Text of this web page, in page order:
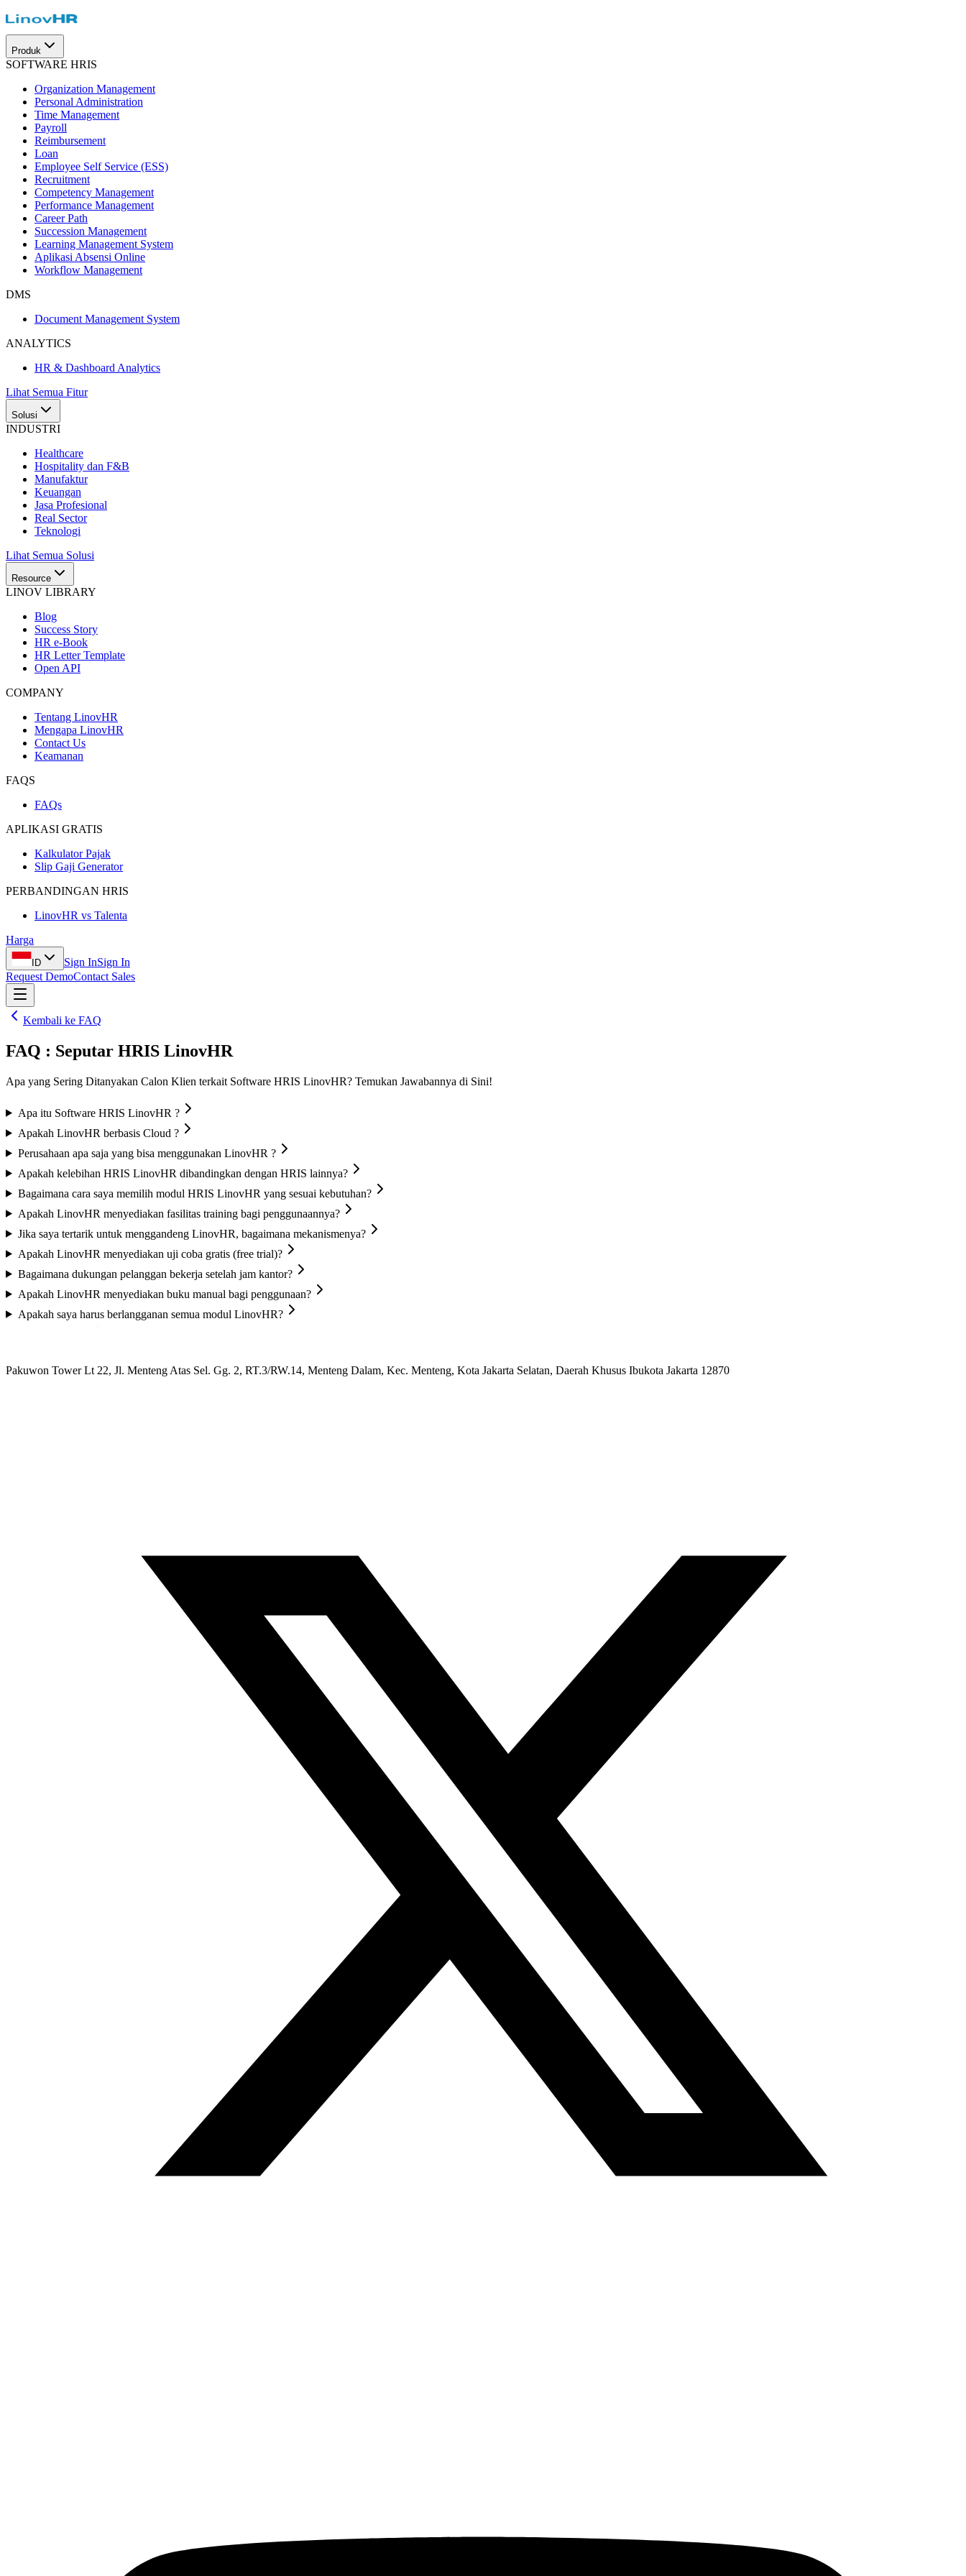
Produk
SOFTWARE HRIS
Organization Management
Personal Administration
Time Management
Payroll
Reimbursement
Loan
Employee Self Service (ESS)
Recruitment
Competency Management
Performance Management
Career Path
Succession Management
Learning Management System
Aplikasi Absensi Online
Workflow Management
DMS
Document Management System
ANALYTICS
HR & Dashboard Analytics
Lihat Semua Fitur
Solusi
INDUSTRI
Healthcare
Hospitality dan F&B
Manufaktur
Keuangan
Jasa Profesional
Real Sector
Teknologi
Lihat Semua Solusi
Resource
LINOV LIBRARY
Blog
Success Story
HR e-Book
HR Letter Template
Open API
COMPANY
Tentang LinovHR
Mengapa LinovHR
Contact Us
Keamanan
FAQS
FAQs
APLIKASI GRATIS
Kalkulator Pajak
Slip Gaji Generator
PERBANDINGAN HRIS
LinovHR vs Talenta
Harga
ID Sign InSign In
Request DemoContact Sales
Kembali ke FAQ
FAQ : Seputar HRIS LinovHR
Apa yang Sering Ditanyakan Calon Klien terkait Software HRIS LinovHR? Temukan Jawabannya di Sini!
Apa itu Software HRIS LinovHR ?
Apakah LinovHR berbasis Cloud ?
Perusahaan apa saja yang bisa menggunakan LinovHR ?
Apakah kelebihan HRIS LinovHR dibandingkan dengan HRIS lainnya?
Bagaimana cara saya memilih modul HRIS LinovHR yang sesuai kebutuhan?
Apakah LinovHR menyediakan fasilitas training bagi penggunaannya?
Jika saya tertarik untuk menggandeng LinovHR, bagaimana mekanismenya?
Apakah LinovHR menyediakan uji coba gratis (free trial)?
Bagaimana dukungan pelanggan bekerja setelah jam kantor?
Apakah LinovHR menyediakan buku manual bagi penggunaan?
Apakah saya harus berlangganan semua modul LinovHR?
Pakuwon Tower Lt 22, Jl. Menteng Atas Sel. Gg. 2, RT.3/RW.14, Menteng Dalam, Kec. Menteng, Kota Jakarta Selatan, Daerah Khusus Ibukota Jakarta 12870